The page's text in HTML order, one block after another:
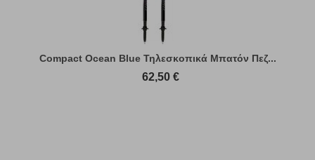
Compact Ocean Blue Τηλεσκοπικά Μπατόν Πεζ...
62,50 €